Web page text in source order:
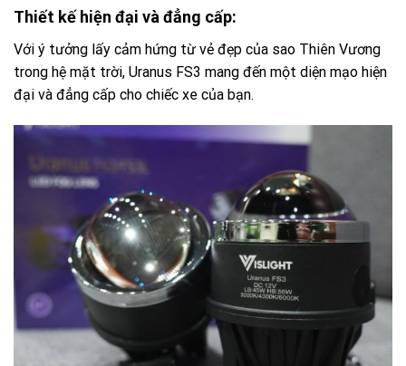
Thiết kế hiện đại và đẳng cấp:
Với ý tưởng lấy cảm hứng từ vẻ đẹp của sao Thiên Vương
trong hệ mặt trời, Uranus FS3 mang đến một diện mạo hiện
đại và đẳng cấp cho chiếc xe của bạn.